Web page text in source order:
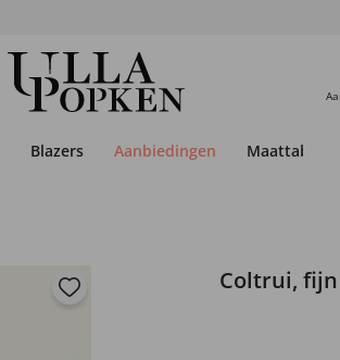
Blazers Aanbiedingen Maattabel
Coltrui,